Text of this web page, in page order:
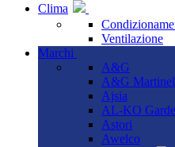
Clima
Ventilazione
Marchi
A&G
A&G
Ajsia
AL-KO
Astori
Awelco